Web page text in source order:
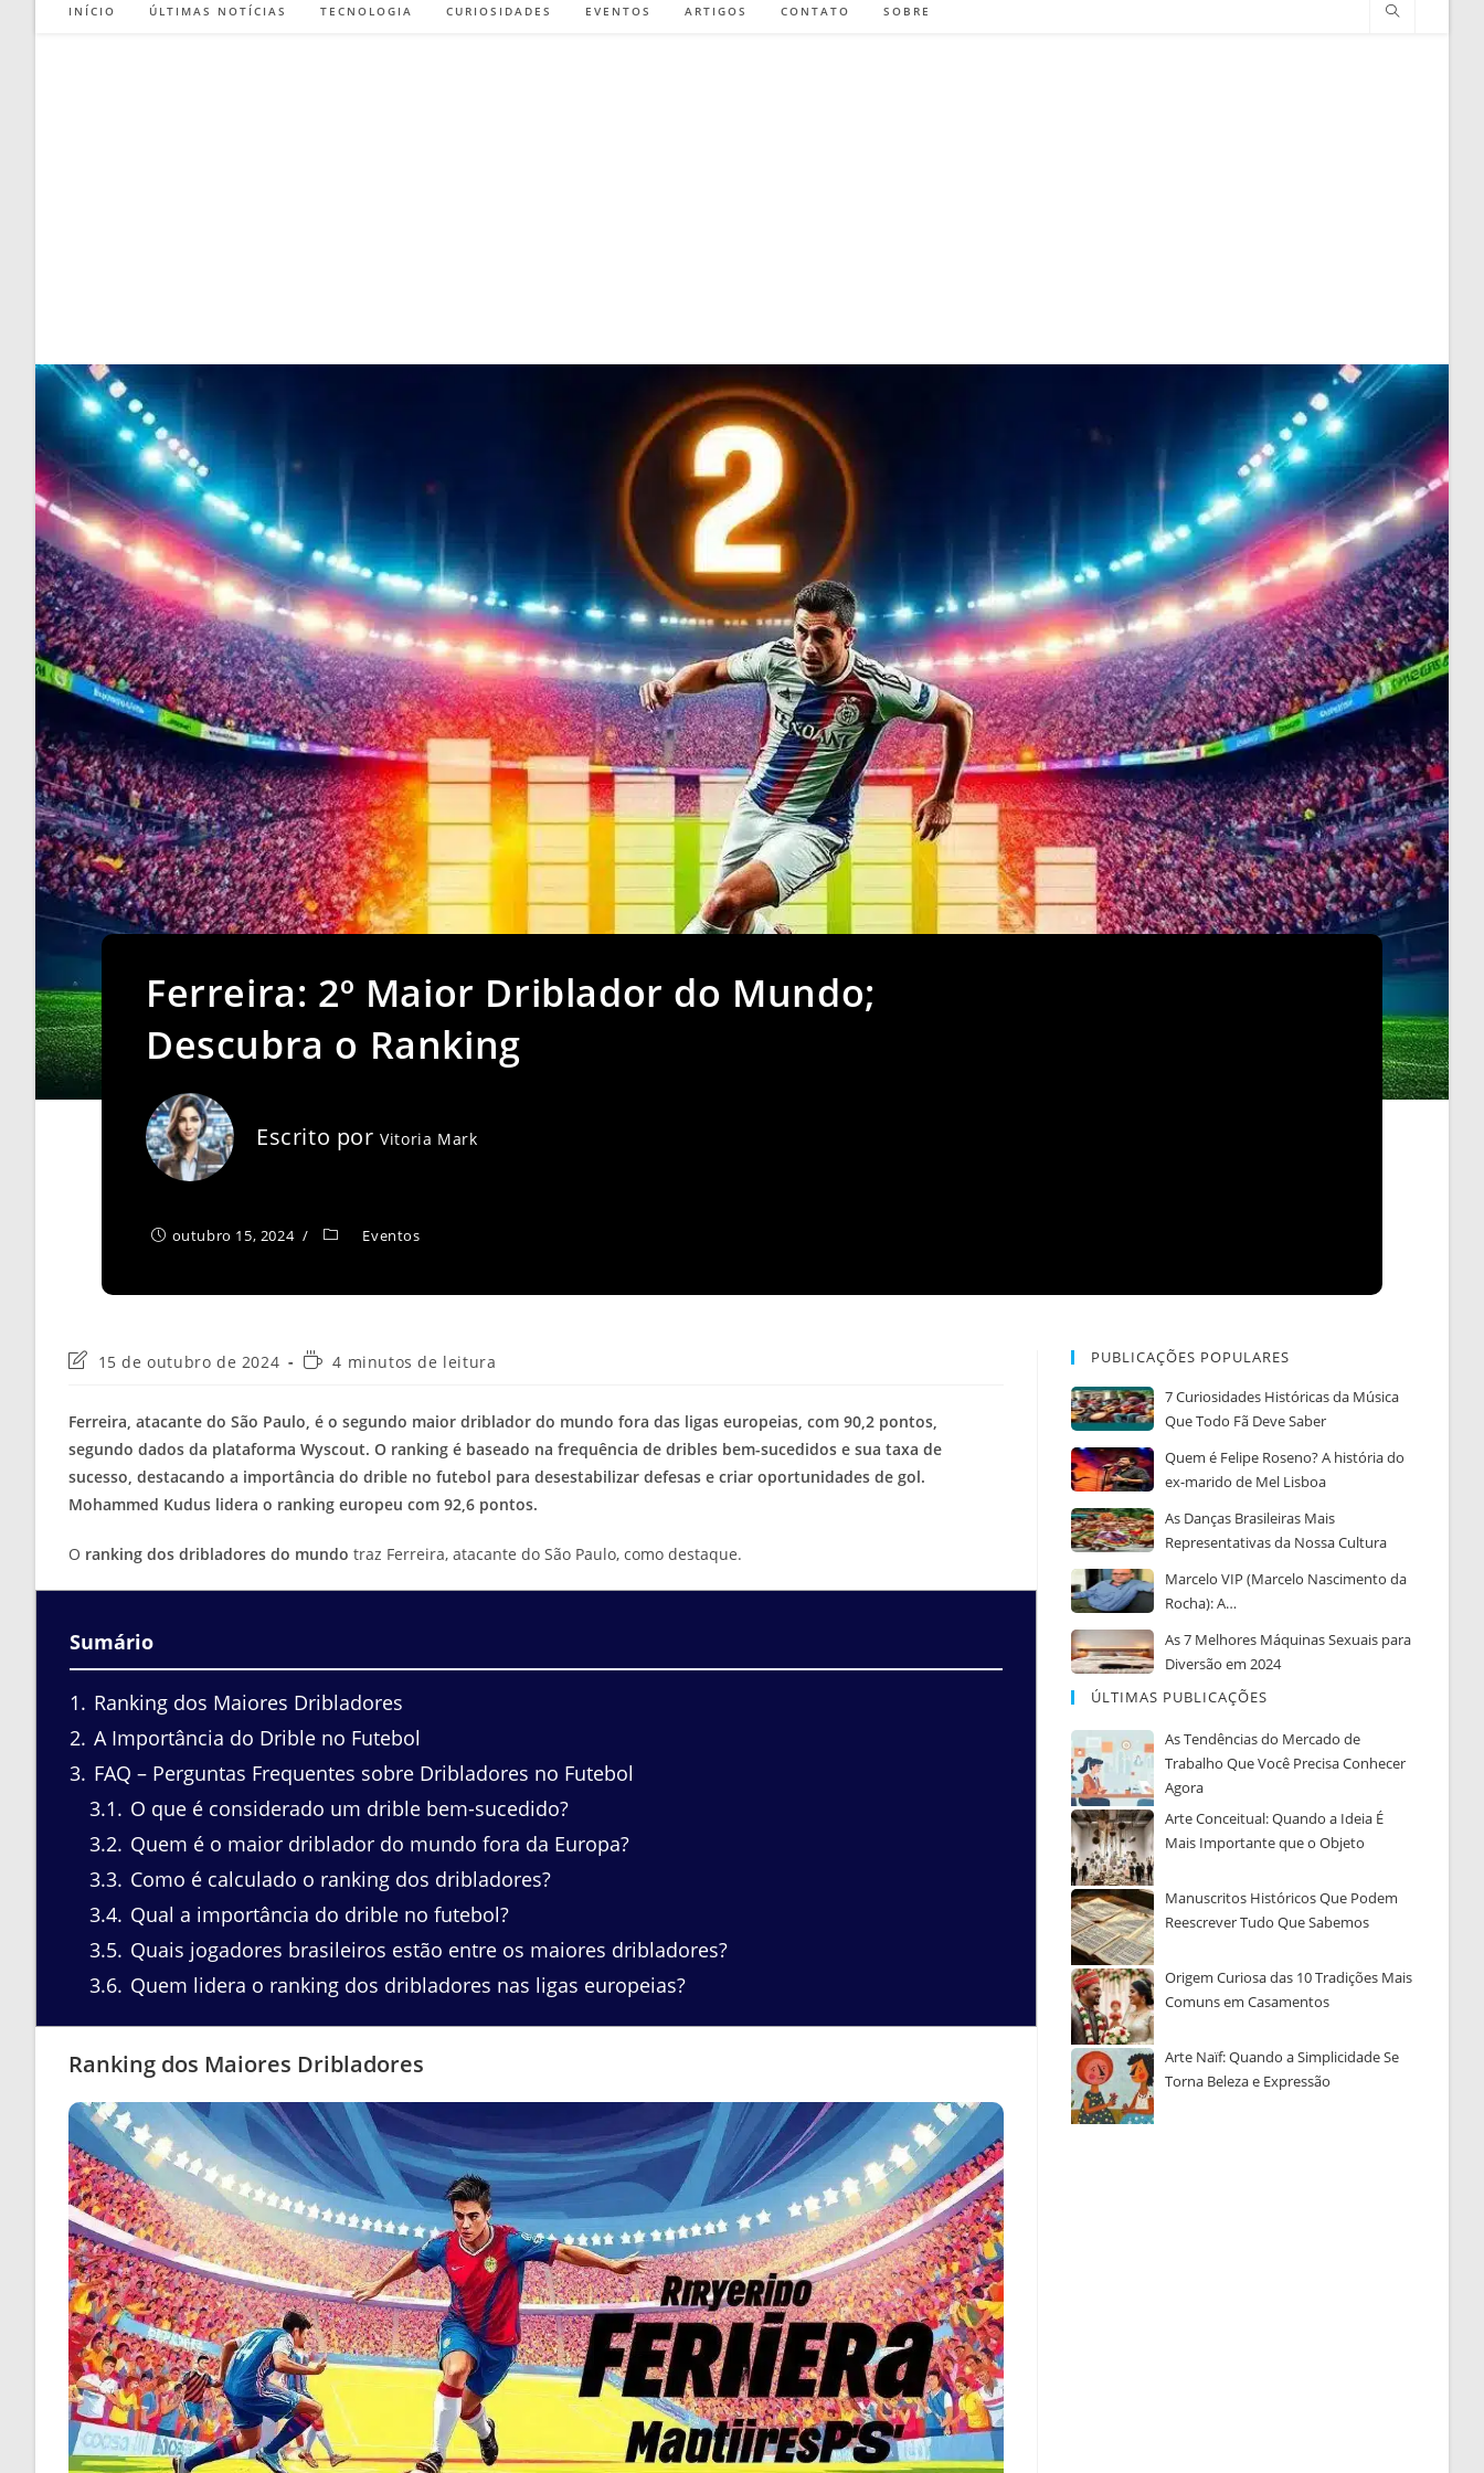
INÍCIO ÚLTIMAS NOTÍCIAS TECNOLOGIA CURIOSIDADES EVENTOS ARTIGOS CONTATO SOBRE
Ferreira: 2º Maior Driblador do Mundo;
Descubra o Ranking
Escrito porVitoria Mark
outubro 15, 2024 Eventos
Última
post:
15 de outubro de 2024
Tempo4 minutos de leitura
Ferreira, atacante do São Paulo, é o segundo maior driblador do mundo fora das ligas europeias, com 90,2 pontos,
segundo dados da plataforma Wyscout. O ranking é baseado na frequência de dribles bem-sucedidos e sua taxa de
sucesso, destacando a importância do drible no futebol para desestabilizar defesas e criar oportunidades de gol.
Mohammed Kudus lidera o ranking europeu com 92,6 pontos.
O ranking dos dribladores do mundo traz Ferreira, atacante do São Paulo, como destaque.
Sumário
1
Ranking dos Maiores Dribladores
2 A Importância do Drible no Futebol
3 FAQ – Perguntas Frequentes sobre Dribladores no Futebol
3.1
O que é considerado um drible bem-sucedido?
3.2 Quem é o maior driblador do mundo fora da Europa?
3.3 Como é calculado o ranking dos dribladores?
3.4 Qual a importância do drible no futebol?
3.5 Quais jogadores brasileiros estão entre os maiores dribladores?
3.6 Quem lidera o ranking dos dribladores nas ligas europeias?
Ranking dos Maiores Dribladores
PUBLICAÇÕES POPULARES
7 Curiosidades Históricas da Música
Que Todo Fã Deve Saber
Quem é Felipe Roseno? A história do
ex-marido de Mel Lisboa
As Danças Brasileiras Mais
Representativas da Nossa Cultura
Marcelo VIP (Marcelo Nascimento da
Rocha): A…
As 7 Melhores Máquinas Sexuais para
Diversão em 2024
ÚLTIMAS PUBLICAÇÕES
As Tendências do Mercado de
Trabalho Que Você Precisa Conhecer
Agora
Arte Conceitual: Quando a Ideia É
Mais Importante que o Objeto
Manuscritos Históricos Que Podem
Reescrever Tudo Que Sabemos
Origem Curiosa das 10 Tradições Mais
Comuns em Casamentos
Arte Naïf: Quando a Simplicidade Se
Torna Beleza e Expressão